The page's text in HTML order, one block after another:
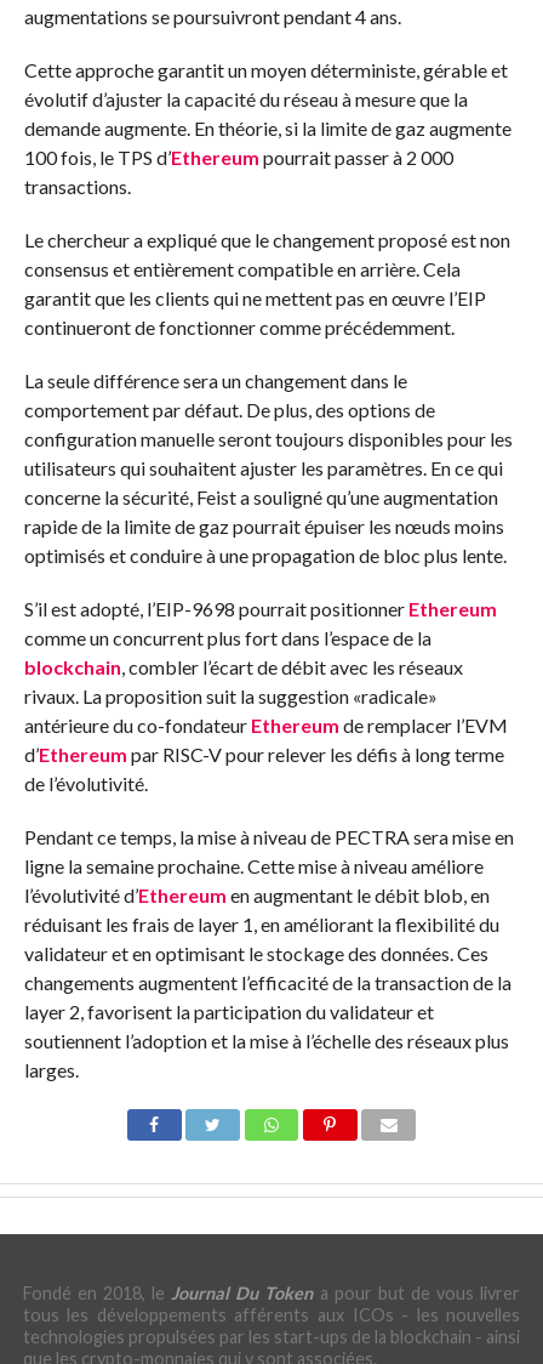
augmentations se poursuivront pendant 4 ans.
Cette approche garantit un moyen déterministe, gérable et
évolutif d’ajuster la capacité du réseau à mesure que la
demande augmente. En théorie, si la limite de gaz augmente
100 fois, le TPS d’Ethereum pourrait passer à 2 000
transactions.
Le chercheur a expliqué que le changement proposé est non
consensus et entièrement compatible en arrière. Cela
garantit que les clients qui ne mettent pas en œuvre l’EIP
continueront de fonctionner comme précédemment.
La seule différence sera un changement dans le
comportement par défaut. De plus, des options de
configuration manuelle seront toujours disponibles pour les
utilisateurs qui souhaitent ajuster les paramètres. En ce qui
concerne la sécurité, Feist a souligné qu’une augmentation
rapide de la limite de gaz pourrait épuiser les nœuds moins
optimisés et conduire à une propagation de bloc plus lente.
S’il est adopté, l’EIP-9698 pourrait positionner Ethereum
comme un concurrent plus fort dans l’espace de la
blockchain, combler l’écart de débit avec les réseaux
rivaux. La proposition suit la suggestion «radicale»
antérieure du co-fondateur Ethereum de remplacer l’EVM
d’Ethereum par RISC-V pour relever les défis à long terme
de l’évolutivité.
Pendant ce temps, la mise à niveau de PECTRA sera mise en
ligne la semaine prochaine. Cette mise à niveau améliore
l’évolutivité d’Ethereum en augmentant le débit blob, en
réduisant les frais de layer 1, en améliorant la flexibilité du
validateur et en optimisant le stockage des données. Ces
changements augmentent l’efficacité de la transaction de la
layer 2, favorisent la participation du validateur et
soutiennent l’adoption et la mise à l’échelle des réseaux plus
larges.
Fondé en 2018, le Journal Du Tokena pour but de vous livrer
tous les développements afférents aux ICOs - les nouvelles
technologies propulsées par les start-ups de la blockchain - ainsi
que les crypto-monnaies qui y sont associées.